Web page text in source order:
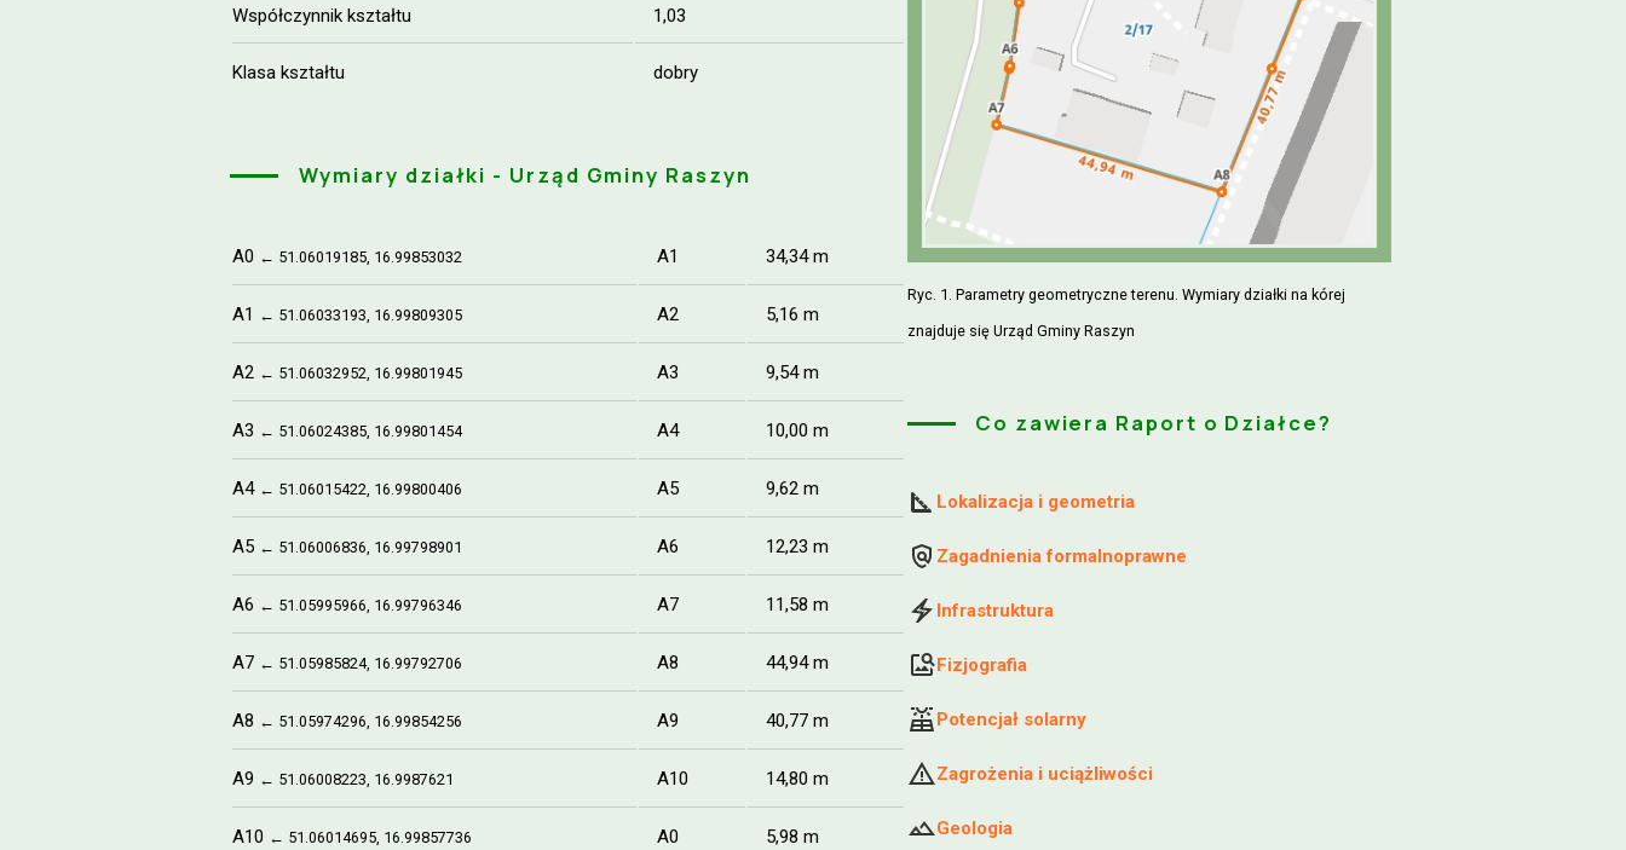
Współczynnik kształtu 1,03
Klasa kształtu dobry
Wymiary działki - Urząd Gminy Raszyn
A0 ← 51.06019185, 16.99853032 A1 34,34 m
A1 ← 51.06033193, 16.99809305 A2 5,16 m
A2 ← 51.06032952, 16.99801945 A3 9,54 m
A3 ← 51.06024385, 16.99801454 A4 10,00 m
A4 ← 51.06015422, 16.99800406 A5 9,62 m
A5 ← 51.06006836, 16.99798901 A6 12,23 m
A6 ← 51.05995966, 16.99796346 A7 11,58 m
A7 ← 51.05985824, 16.99792706 A8 44,94 m
A8 ← 51.05974296, 16.99854256 A9 40,77 m
A9 ← 51.06008223, 16.9987621 A10 14,80 m
A10 ← 51.06014695, 16.99857736 A0 5,98 m
Ryc. 1. Parametry geometryczne terenu. Wymiary działki na kórej
znajduje się Urząd Gminy Raszyn
Co zawiera Raport o Działce?
Lokalizacja i geometria
Zagadnienia formalnoprawne
Infrastruktura
Fizjografia
Potencjał solarny
Zagrożenia i uciążliwości
Geologia